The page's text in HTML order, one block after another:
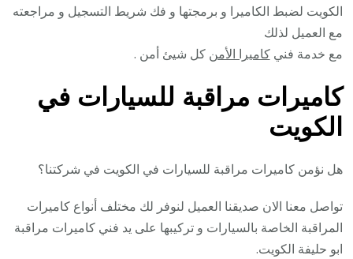
الكويت لضبط الكاميرا و برمجتها و فك شريط التسجيل و مراجعته
مع العميل لذلك
مع خدمة فنيكاميرا الأمن كل شيئ أمن .
كاميرات مراقبة للسيارات في
الكويت
هل نؤمن كاميرات مراقبة للسيارات في الكويت في شركتنا؟
تواصل معنا الان صديقنا العميل لنوفر لك مختلف أنواع كاميرات
المراقبة الخاصة بالسيارات و تركيبها على يد فني كاميرات مراقبة
ابو حليفة الكويت.